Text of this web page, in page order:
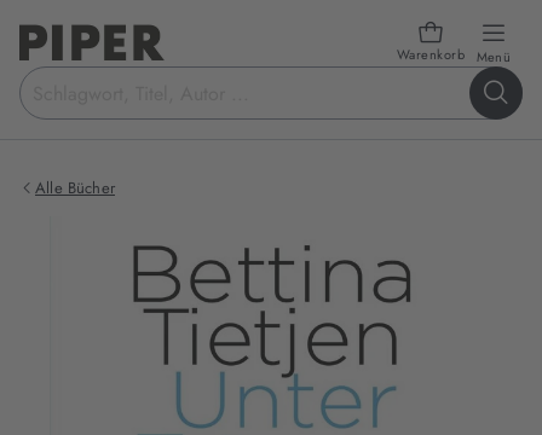
Warenkorb Menü
Suchbegriff
eingeben
Alle Bücher
Produktbilder